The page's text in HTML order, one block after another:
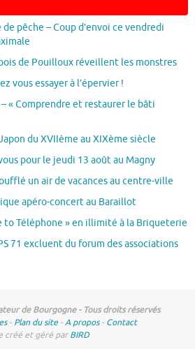
pêche – Coup d’envoi ce vendredi
de Pouilloux réveillent les monstres
vous essayer à l’épervier !
« Comprendre et restaurer le bâti
du XVIIème au XIXème siècle
pour le jeudi 13 août au Magny
un air de vacances au centre-ville
apéro-concert au Baraillot
to Téléphone » en illimité à la Briqueterie
71 excluent du forum des associations
de Bourgogne - Tous droits réservés
- Plan du site -A propos- Contact
créé et géré parBIRD